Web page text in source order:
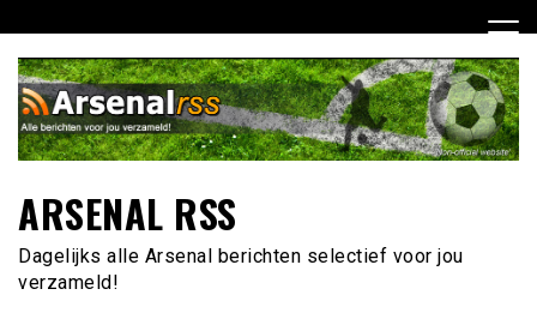
naar
inhoud
ARSENAL RSS
Dagelijks alle Arsenal berichten selectief voor jou
verzameld!